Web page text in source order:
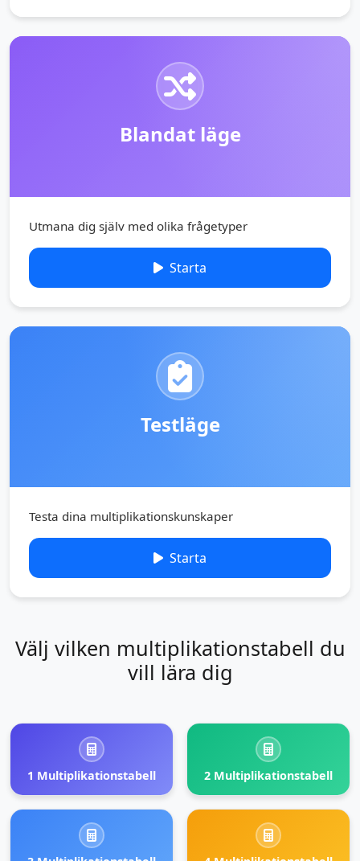
Blandat läge
Utmana dig själv med olika frågetyper
Starta
Testläge
Testa dina multiplikationskunskaper
Starta
Välj vilken multiplikationstabell du
vill lära dig
1 Multiplikationstabell 2 Multiplikationstabell